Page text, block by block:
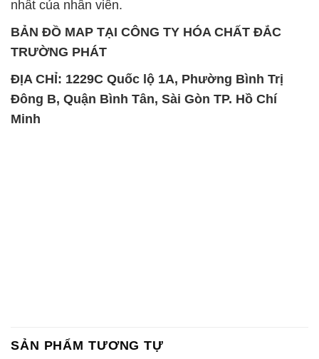
Đông B, Quận Bình Tân, Sài Gòn TP. Hồ Chí
Minh